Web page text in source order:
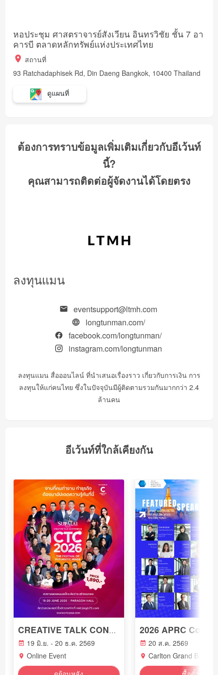
หอประชุม ศาสตราจารย์สังเวียน อินทรวิชัย ชั้น 7 อา
คารบี ตลาดหลักทรัพย์แห่งประเทศไทย
สถานที่
93 Ratchadaphisek Rd, Din Daeng Bangkok, 10400 Thailand
ดูแผนที่
ต้องการทราบข้อมูลเพิ่มเติมเกี่ยวกับอีเว้นท์
นี้?
คุณสามารถติดต่อผู้จัดงานได้โดยตรง
ลงทุนแมน
eventsupport@ltmh.com
longtunman.com/
facebook.com/longtunman/
instagram.com/longtunman
ลงทุนแมน สื่อออนไลน์ ที่นำเสนอเรื่องราว เกี่ยวกับการเงิน การ
ลงทุนให้แก่คนไทย ซึ่งในปัจจุบันมีผู้ติดตามรวมกันมากกว่า 2.4
ล้านคน
อีเว้นท์ที่ใกล้เคียงกัน
CREATIVE TALK CONFERENCE 2026 The Festival of Futuristic Minds
19 มิ.ย. - 20 ธ.ค. 2569
Online Event
20 ส.ค. 2569
Carlton Grand